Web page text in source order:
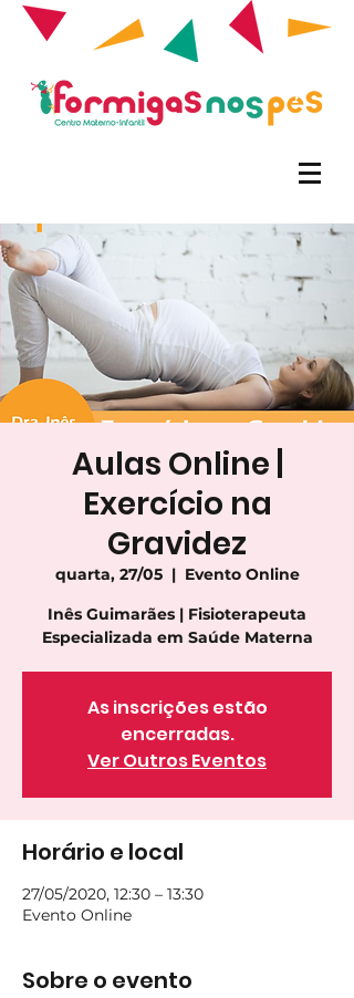
Aulas Online |
Exercício na
Gravidez
quarta, 27/05
  |
Evento Online
Inês Guimarães | Fisioterapeuta
Especializada em Saúde Materna
As inscrições estão
encerradas.
Ver Outros Eventos
Horário e local
27/05/2020, 12:30 – 13:30
Evento Online
Sobre o evento